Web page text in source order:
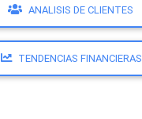
ANALISIS DE CLIENTES
TENDENCIAS FINANCIERAS